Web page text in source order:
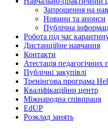
Запрошення на
Новини та анонси
Публічна
Робота під час
Дистанційне навчання
Контакти
Атестація педагогічних
Публічні закупівлі
Тренінгова програма
Кваліфікаційни центр
Міжнародна співпраця
EdUР
Розклад занять